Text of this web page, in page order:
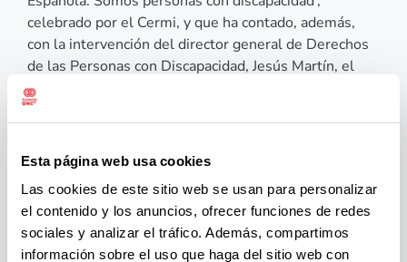
Esta página web usa cookies
Las cookies de este sitio web se usan para personalizar
el contenido y los anuncios, ofrecer funciones de redes
sociales y analizar el tráfico. Además, compartimos
información sobre el uso que haga del sitio web con
celebrado por el Cermi, y que ha contado, además,
con la intervención del director general de Derechos
de las Personas con Discapacidad, Jesús Martín, el
presidente del Cermi, Luis Cayo Pérez y Ana Peláez,
comisionada de Género e Igualdad y vicepresidenta
mujeres con discapacidad, Isabela Arias y Ana García.
La reforma, la primera de contenido social desde la
entrada en vigor del texto constitucional, elimina el
término «disminuido», reivindica la dignidad de las
personas con discapacidad y ampliar sus derechos.